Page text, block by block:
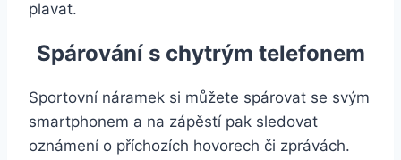
plavat.
Spárování s chytrým telefonem
Sportovní náramek si můžete spárovat se svým
smartphonem a na zápěstí pak sledovat
oznámení o příchozích hovorech či zprávách.